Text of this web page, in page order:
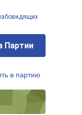
Партии
в партию